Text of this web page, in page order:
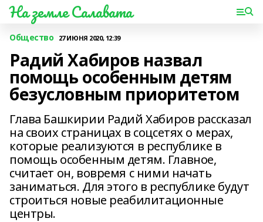
На земле Салавата
Общество 27 ИЮНЯ 2020, 12:39
Радий Хабиров назвал
помощь особенным детям
безусловным приоритетом
Глава Башкирии Радий Хабиров рассказал
на своих страницах в соцсетях о мерах,
которые реализуются в республике в
помощь особенным детям. Главное,
считает он, вовремя с ними начать
заниматься. Для этого в республике будут
строиться новые реабилитационные
центры.